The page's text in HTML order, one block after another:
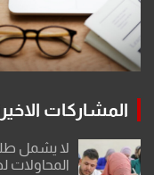
المشاركات
لا يشمل
المحاولات